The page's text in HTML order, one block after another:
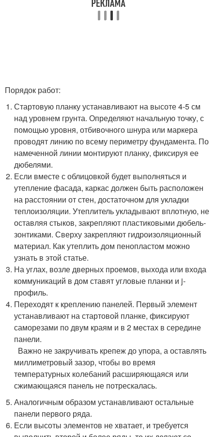
Порядок работ:
Стартовую планку устанавливают на высоте 4-5 см
над уровнем грунта. Определяют начальную точку, с
помощью уровня, отбивочного шнура или маркера
проводят линию по всему периметру фундамента. По
намеченной линии монтируют планку, фиксируя ее
дюбелями.
Если вместе с облицовкой будет выполняться и
утепление фасада, каркас должен быть расположен
на расстоянии от стен, достаточном для укладки
теплоизоляции. Утеплитель укладывают вплотную, не
оставляя стыков, закрепляют пластиковыми дюбель-
зонтиками. Сверху закрепляют гидроизоляционный
материал. Как утеплить дом пенопластом можно
узнать в этой статье.
На углах, возле дверных проемов, выхода или входа
коммуникаций в дом ставят угловые планки и j-
профиль.
Переходят к креплению панелей. Первый элемент
устанавливают на стартовой планке, фиксируют
саморезами по двум краям и в 2 местах в середине
панели.
Важно не закручивать крепеж до упора, а оставлять
миллиметровый зазор, чтобы во время
температурных колебаний расширяющаяся или
сжимающаяся панель не потрескалась.
Аналогичным образом устанавливают остальные
панели первого ряда.
Если высоты элементов не хватает, и требуется